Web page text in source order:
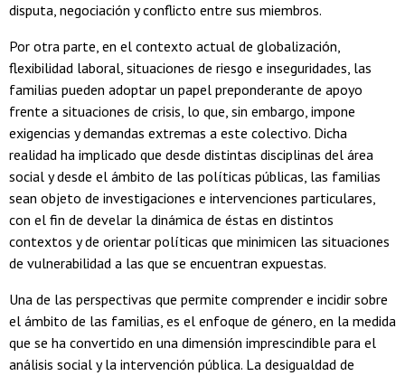
disputa, negociación y conflicto entre sus miembros.
Por otra parte, en el contexto actual de globalización,
flexibilidad laboral, situaciones de riesgo e inseguridades, las
familias pueden adoptar un papel preponderante de apoyo
frente a situaciones de crisis, lo que, sin embargo, impone
exigencias y demandas extremas a este colectivo. Dicha
realidad ha implicado que desde distintas disciplinas del área
social y desde el ámbito de las políticas públicas, las familias
sean objeto de investigaciones e intervenciones particulares,
con el fin de develar la dinámica de éstas en distintos
contextos y de orientar políticas que minimicen las situaciones
de vulnerabilidad a las que se encuentran expuestas.
Una de las perspectivas que permite comprender e incidir sobre
el ámbito de las familias, es el enfoque de género, en la medida
que se ha convertido en una dimensión imprescindible para el
análisis social y la intervención pública. La desigualdad de